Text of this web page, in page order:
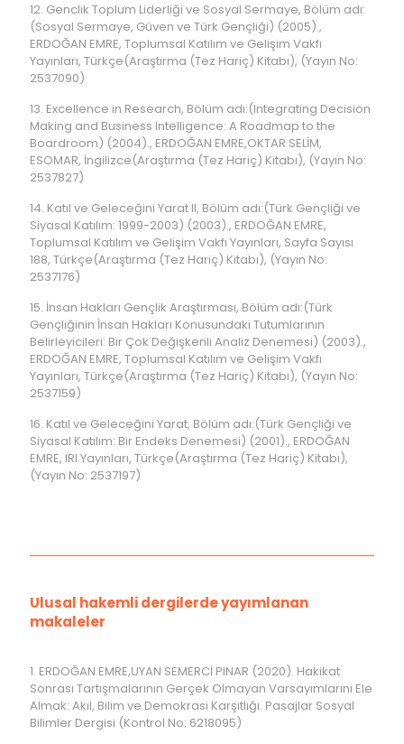
12. Genclik Toplum Liderliği ve Sosyal Sermaye, Bölüm adı:
(Sosyal Sermaye, Güven ve Türk Gençliği) (2005).,
ERDOĞAN EMRE, Toplumsal Katılım ve Gelişim Vakfı
Yayınları, Türkçe(Araştırma (Tez Hariç) Kitabı), (Yayın No:
2537090)
13. Excellence in Research, Bölüm adı:(Integrating Decision
Making and Business Intelligence: A Roadmap to the
Boardroom) (2004)., ERDOĞAN EMRE,OKTAR SELİM,
ESOMAR, İngilizce(Araştırma (Tez Hariç) Kitabı), (Yayın No:
2537827)
14. Katıl ve Geleceğini Yarat II, Bölüm adı:(Türk Gençliği ve
Siyasal Katılım: 1999-2003) (2003)., ERDOĞAN EMRE,
Toplumsal Katılım ve Gelişim Vakfı Yayınları, Sayfa Sayısı
188, Türkçe(Araştırma (Tez Hariç) Kitabı), (Yayın No:
2537176)
15. İnsan Hakları Gençlik Araştırması, Bölüm adı:(Türk
Gençliğinin İnsan Hakları Konusundaki Tutumlarının
Belirleyicileri: Bir Çok Değişkenli Analiz Denemesi) (2003).,
ERDOĞAN EMRE, Toplumsal Katılım ve Gelişim Vakfı
Yayınları, Türkçe(Araştırma (Tez Hariç) Kitabı), (Yayın No:
2537159)
16. Katıl ve Geleceğini Yarat, Bölüm adı:(Türk Gençliği ve
Siyasal Katılım: Bir Endeks Denemesi) (2001)., ERDOĞAN
EMRE, IRI Yayınları, Türkçe(Araştırma (Tez Hariç) Kitabı),
(Yayın No: 2537197)
Ulusal hakemli dergilerde yayımlanan
makaleler
1. ERDOĞAN EMRE,UYAN SEMERCİ PINAR (2020). Hakikat
Sonrası Tartışmalarının Gerçek Olmayan Varsayımlarını Ele
Almak: Akıl, Bilim ve Demokrasi Karşıtlığı. Pasajlar Sosyal
Bilimler Dergisi (Kontrol No: 6218095)